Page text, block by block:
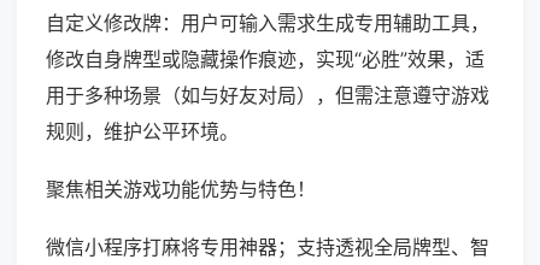
自定义修改牌：用户可输入需求生成专用辅助工具，
修改自身牌型或隐藏操作痕迹，实现“必胜”效果，适
用于多种场景（如与好友对局），但需注意遵守游戏
规则，维护公平环境。
聚焦相关游戏功能优势与特色！
微信小程序打麻将专用神器；支持透视全局牌型、智